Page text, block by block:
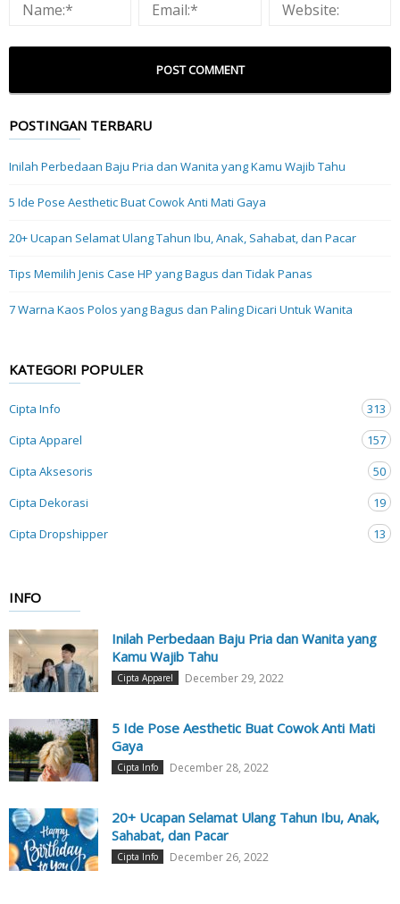
POSTINGAN TERBARU
Inilah Perbedaan Baju Pria dan Wanita yang Kamu Wajib Tahu
5 Ide Pose Aesthetic Buat Cowok Anti Mati Gaya
20+ Ucapan Selamat Ulang Tahun Ibu, Anak, Sahabat, dan Pacar
Tips Memilih Jenis Case HP yang Bagus dan Tidak Panas
7 Warna Kaos Polos yang Bagus dan Paling Dicari Untuk Wanita
KATEGORI POPULER
Cipta Info
313
Cipta Apparel
157
Cipta Aksesoris
50
Cipta Dekorasi
19
Cipta Dropshipper
13
INFO
Inilah Perbedaan Baju Pria dan Wanita yang
Kamu Wajib Tahu
Cipta Apparel December 29, 2022
5 Ide Pose Aesthetic Buat Cowok Anti Mati
Gaya
Cipta Info December 28, 2022
20+ Ucapan Selamat Ulang Tahun Ibu, Anak,
Sahabat, dan Pacar
Cipta Info December 26, 2022